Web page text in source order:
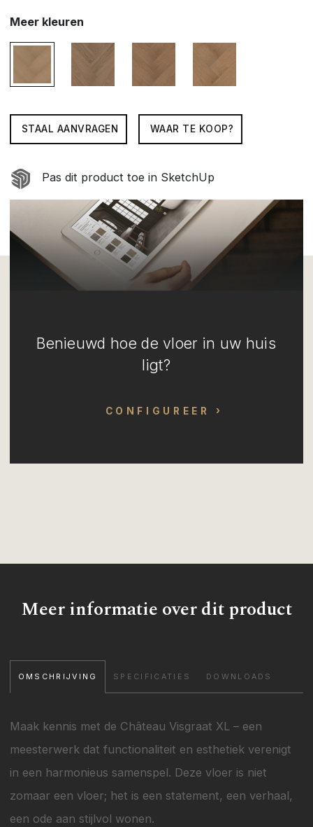
Meer kleuren
STAAL AANVRAGEN WAAR TE KOOP?
Pas dit product toe in SketchUp
Benieuwd hoe de vloer in uw huis
ligt?
CONFIGUREER
Meer informatie over dit product
OMSCHRIJVING SPECIFICATIES DOWNLOADS
Maak kennis met de Château Visgraat XL – een
meesterwerk dat functionaliteit en esthetiek verenigt
in een harmonieus samenspel. Deze vloer is niet
zomaar een vloer; het is een statement, een verhaal,
een ode aan stijlvol wonen.